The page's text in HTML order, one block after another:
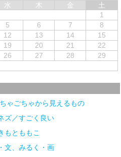
水 木 金
土
1
5 6 7
8
12 13 14
15
19 20 21
22
26 27 28
29
ゃごちゃから見えるもの
ズ／すごく良い
もとももこ
文、みるく・画